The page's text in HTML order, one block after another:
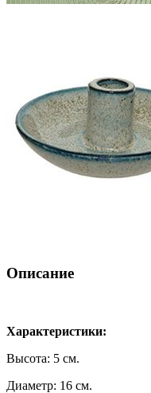
Описание
Характеристики:
Высота: 5 см.
Диаметр: 16 см.